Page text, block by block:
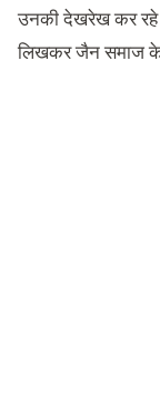
उनकी देखरेख कर
लिखकर जैन समाज के